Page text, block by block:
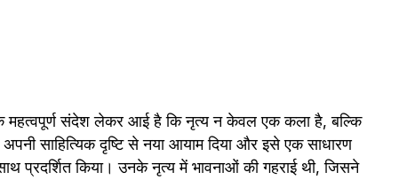
महत्वपूर्ण संदेश लेकर आई है कि नृत्य न केवल एक कला है, बल्कि
साहित्यिक दृष्टि से नया आयाम दिया और इसे एक साधारण
प्रदर्शित किया। उनके नृत्य में भावनाओं की गहराई थी, जिसने